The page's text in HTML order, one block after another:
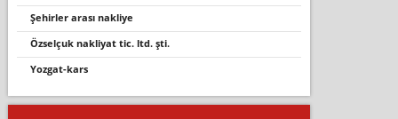
şehirler arası nakliye
özselçuk nakli̇yat ti̇c. ltd. şti̇.
yozgat-kars